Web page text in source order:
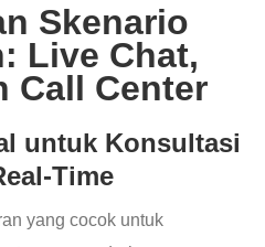
Skenario
Live Chat,
Call Center
untuk Konsultasi
Time
yang cocok untuk